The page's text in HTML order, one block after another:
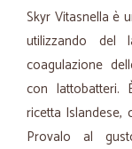
Skyr Vitasnella è
utilizzando del
coagulazione
con lattobatteri.
ricetta Islandese,
Provalo al